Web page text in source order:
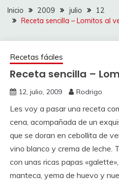
Inicio 2009 julio
12
Receta sencilla – Lomitos al
Recetas fáciles
Receta sencilla –
12, julio, 2009 Rodrigo
Les voy a pasar una receta
cena, acompañada de un
que se doran en cebollita de
vino blanco y crema de leche.
con unas ricas papas
manteca, yema de huevo y